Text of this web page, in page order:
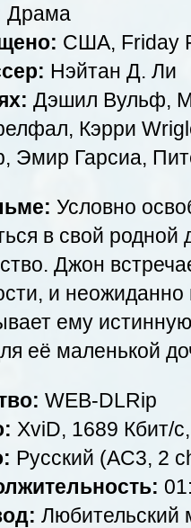
Драма
США, Friday
Нэйтан Д. Ли
Дэшил Вульф,
Кэрри
Эмир Гарсиа,
Условно
в свой
Джон
и
ему
её маленькой
WEB-DLRip
XviD, 1689 Кбит/
Русский (AC3, 2
Любительский